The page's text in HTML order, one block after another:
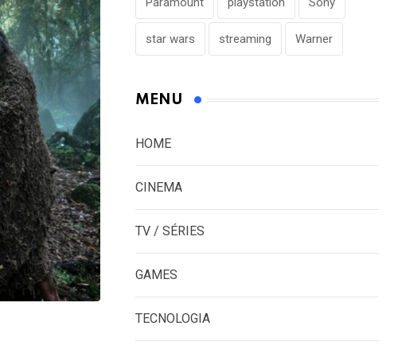
star wars streaming Warner
MENU
HOME
CINEMA
TV / SÉRIES
GAMES
TECNOLOGIA